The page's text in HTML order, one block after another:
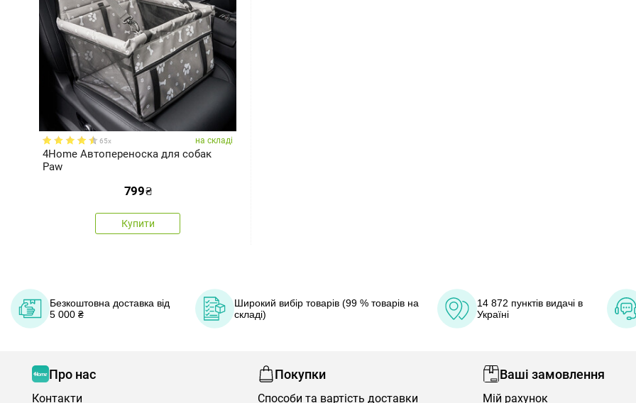
65x на складі
4Home Автопереноска для собак
Paw
799₴
Купити
Безкоштовна доставка від
5 000 ₴
Широкий вибір товарів (99 % товарів на
складі)
14 872 пунктів видачі в
Україні
Про нас
Контакти
Покупки
Способи та вартість доставки
Ваші замовлення
Мій рахунок